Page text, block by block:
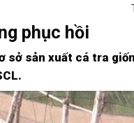
phục hồi
sản xuất cá tra